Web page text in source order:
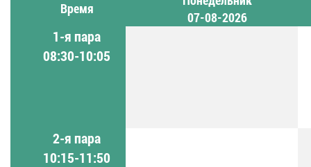
Время
07-08-2026
1-я пара
08:30-10:05
2-я пара
10:15-11:50